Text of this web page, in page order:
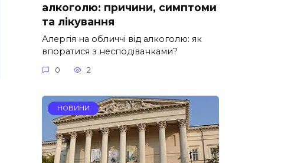
алкоголю: причини, симптоми
та лікування
Алергія на обличчі від алкоголю: як
впоратися з несподіванками?
0 2
НОВИНИ